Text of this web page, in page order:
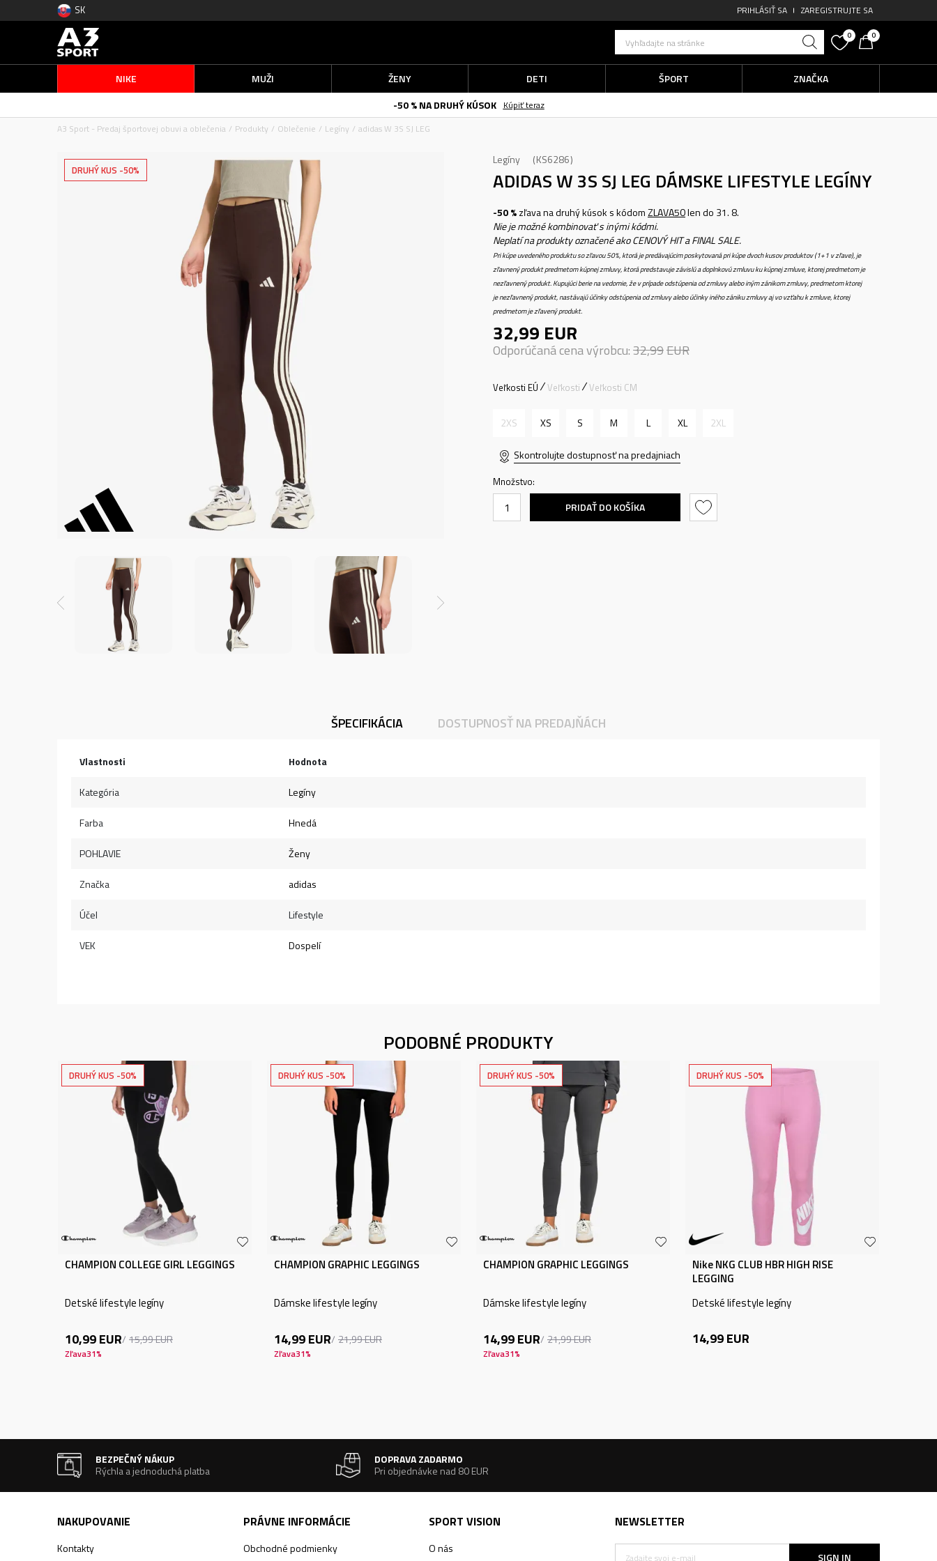
SK PRIHLÁSIŤ SA ZAREGISTRUJTE SA
Vyhľadajte na stránke
0 0
NIKE MUŽI ŽENY DETI ŠPORT
ZNAČKA
-50 % NA DRUHÝ KÚSOK
Kúpiť teraz
A3 Sport - Predaj športovej obuvi a oblečenia
Produkty Oblečenie Legíny adidas W 3S SJ LEG
DRUHÝ KUS -50%
Legíny KS6286
ADIDAS W 3S SJ LEG DÁMSKE LIFESTYLE LEGÍNY
-50 %zľava na druhý kúsok s kódomZLAVA50len do 31. 8.
Nie je možné kombinovať s inými kódmi.
Neplatí na produkty označené ako CENOVÝ HIT a FINAL SALE.
Pri kúpe uvedeného produktu so zľavou 50%, ktorá je predávajúcim poskytovaná pri kúpe dvoch kusov produktov (1+1 v zľave), je
zľavnený produkt predmetom kúpnej zmluvy, ktorá predstavuje závislú a doplnkovú zmluvu ku kúpnej zmluve, ktorej predmetom je
nezľavnený produkt. Kupujúci berie na vedomie, že v prípade odstúpenia od zmluvy alebo iným zánikom zmluvy, predmetom ktorej
je nezľavnený produkt, nastávajú účinky odstúpenia od zmluvy alebo účinky iného zániku zmluvy aj vo vzťahu k zmluve, ktorej
predmetom je zľavený produkt.
32,99 EUR
Odporúčaná cena výrobcu:32,99EUR
Veľkosti EÚ Veľkosti Veľkosti CM
2XS XS S M L XL 2XL
Skontrolujte dostupnosť na predajniach
Množstvo:
PRIDAŤ DO KOŠÍKA
ŠPECIFIKÁCIA DOSTUPNOSŤ NA PREDAJŇÁCH
Vlastnosti Hodnota
Kategória Legíny
Farba Hnedá
POHLAVIE Ženy
Značka adidas
Účel Lifestyle
VEK Dospelí
PODOBNÉ PRODUKTY
DRUHÝ KUS -50%
CHAMPION COLLEGE GIRL LEGGINGS
Detské lifestyle legíny
10,99EUR 15,99EUR
Zľava31%
DRUHÝ KUS -50%
CHAMPION GRAPHIC LEGGINGS
Dámske lifestyle legíny
14,99EUR 21,99EUR
Zľava31%
DRUHÝ KUS -50%
CHAMPION GRAPHIC LEGGINGS
Dámske lifestyle legíny
14,99EUR 21,99EUR
Zľava31%
DRUHÝ KUS -50%
Nike NKG CLUB HBR HIGH RISE
LEGGING
Detské lifestyle legíny
14,99EUR
BEZPEČNÝ NÁKUP
Rýchla a jednoduchá platba
DOPRAVA ZADARMO
Pri objednávke nad 80 EUR
NAKUPOVANIE
Kontakty
PRÁVNE INFORMÁCIE
Obchodné podmienky
SPORT VISION
O nás
NEWSLETTER
SIGN IN